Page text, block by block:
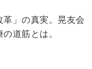
」の真実。晃友会
道筋とは。